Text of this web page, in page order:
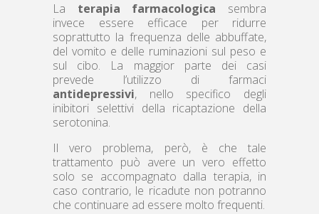
La terapia farmacologica sembra
invece essere efficace per ridurre
soprattutto la frequenza delle abbuffate,
del vomito e delle ruminazioni sul peso e
sul cibo. La maggior parte dei casi
prevede l’utilizzo di farmaci
antidepressivi, nello specifico degli
inibitori selettivi della ricaptazione della
serotonina.
Il vero problema, però, è che tale
trattamento può avere un vero effetto
solo se accompagnato dalla terapia, in
caso contrario, le ricadute non potranno
che continuare ad essere molto frequenti.